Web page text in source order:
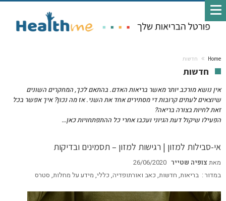
Home חדשות
חדשות
אין נושא מורכב יותר מאשר בריאות האדם. בהתאם לכך, המחקרים השונים
שיוצאים לעתים קרובות די מסתירים אחד את השני. אז מה נכון? איך אפשר בכל
זאת לחיות בצורה בריאה?
הפעילו שיקול דעת הגיוני ועכבו אחרי כל ההתפתחויות כאן…
אי-סבילות למזון | רגישות למזון – תסמינים ובדיקות
מאתצופיה שטייר 26/06/2020
במדור : בריאות, חדשות, כאב ואורתופדיה, כללי, מידע על מחלות, סטרס